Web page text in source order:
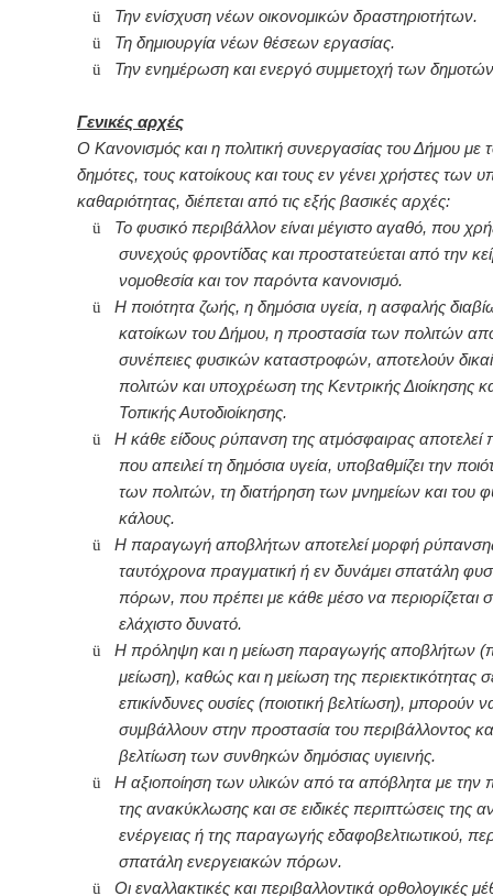
ü
Την ενίσχυση νέων οικονομικών δραστηριοτήτων.
ü
Τη δημιουργία νέων θέσεων εργασίας.
ü
Την ενημέρωση και ενεργό συμμετοχή των
Γενικές αρχές
Ο Κανονισμός και η πολιτική συνεργασίας του Δήμου με
δημότες, τους κατοίκους και τους εν γένει χρήστες των
καθαριότητας, διέπεται από τις εξής βασικές αρχές:
ü
Το φυσικό περιβάλλον είναι μέγιστο αγαθό, που
συνεχούς φροντίδας και προστατεύεται από την
νομοθεσία και τον παρόντα κανονισμό.
ü
Η ποιότητα ζωής, η δημόσια υγεία, η ασφαλής
κατοίκων του Δήμου, η προστασία των πολιτών από
συνέπειες φυσικών καταστροφών, αποτελούν
πολιτών και υποχρέωση της Κεντρικής Διοίκησης
Τοπικής Αυτοδιοίκησης.
ü
Η κάθε είδους ρύπανση της ατμόσφαιρας αποτελεί
που απειλεί τη δημόσια υγεία, υποβαθμίζει την
των πολιτών, τη διατήρηση των μνημείων και του
κάλους.
ü
Η παραγωγή αποβλήτων αποτελεί μορφή
ταυτόχρονα πραγματική ή εν δυνάμει σπατάλη
πόρων, που πρέπει με κάθε μέσο να περιορίζεται
ελάχιστο δυνατό.
ü
Η πρόληψη και η μείωση παραγωγής αποβλήτων
μείωση), καθώς και η μείωση της περιεκτικότητας
επικίνδυνες ουσίες (ποιοτική βελτίωση), μπορούν
συμβάλλουν στην προστασία του περιβάλλοντος
βελτίωση των συνθηκών δημόσιας υγιεινής.
ü
Η αξιοποίηση των υλικών από τα απόβλητα με την
της ανακύκλωσης και σε ειδικές περιπτώσεις της
ενέργειας ή της παραγωγής εδαφοβελτιωτικού,
σπατάλη ενεργειακών πόρων.
ü
Οι εναλλακτικές και περιβαλλοντικά ορθολογικές